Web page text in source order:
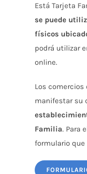
Está Tarjeta
se puede
físicos
podrá utilizar
online.
Los comercios
manifestar su
Familia. Para
formulario